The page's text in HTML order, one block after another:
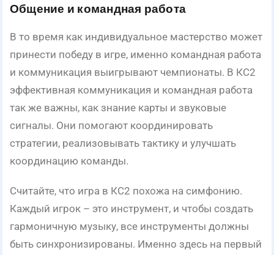
Общение и командная работа
В то время как индивидуальное мастерство может
принести победу в игре, именно командная работа
и коммуникация выигрывают чемпионаты. В КС2
эффективная коммуникация и командная работа
так же важны, как знание карты и звуковые
сигналы. Они помогают координировать
стратегии, реализовывать тактику и улучшать
координацию команды.
Считайте, что игра в КС2 похожа на симфонию.
Каждый игрок – это инструмент, и чтобы создать
гармоничную музыку, все инструменты должны
быть синхронизированы. Именно здесь на первый